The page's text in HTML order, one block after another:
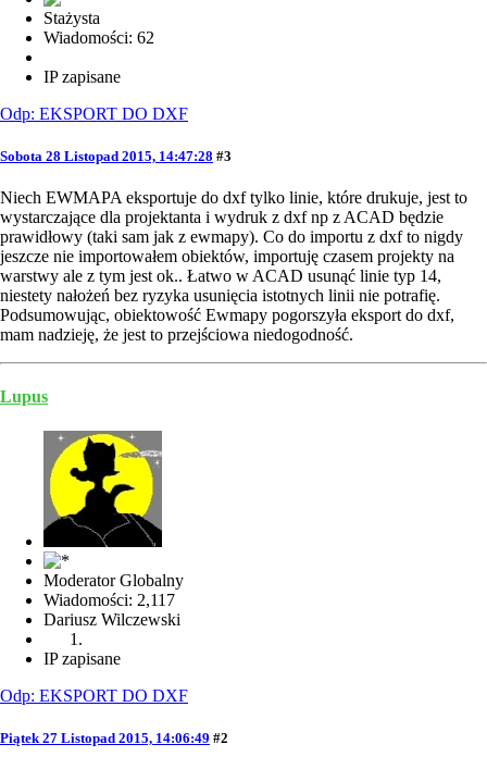
Stażysta
Wiadomości: 62
IP zapisane
Odp: EKSPORT DO DXF
Sobota 28 Listopad 2015, 14:47:28 #3
Niech EWMAPA eksportuje do dxf tylko linie, które drukuje, jest to
wystarczające dla projektanta i wydruk z dxf np z ACAD będzie
prawidłowy (taki sam jak z ewmapy). Co do importu z dxf to nigdy
jeszcze nie importowałem obiektów, importuję czasem projekty na
warstwy ale z tym jest ok.. Łatwo w ACAD usunąć linie typ 14,
niestety nałożeń bez ryzyka usunięcia istotnych linii nie potrafię.
Podsumowując, obiektowość Ewmapy pogorszyła eksport do dxf,
mam nadzieję, że jest to przejściowa niedogodność.
Lupus
Moderator Globalny
Wiadomości: 2,117
Dariusz Wilczewski
IP zapisane
Odp: EKSPORT DO DXF
Piątek 27 Listopad 2015, 14:06:49 #2